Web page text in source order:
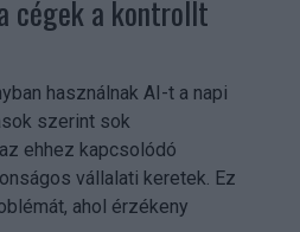
cégek a kontrollt
használnak AI-t a napi
szerint sok
ehhez kapcsolódó
vállalati keretek. Ez
ahol érzékeny